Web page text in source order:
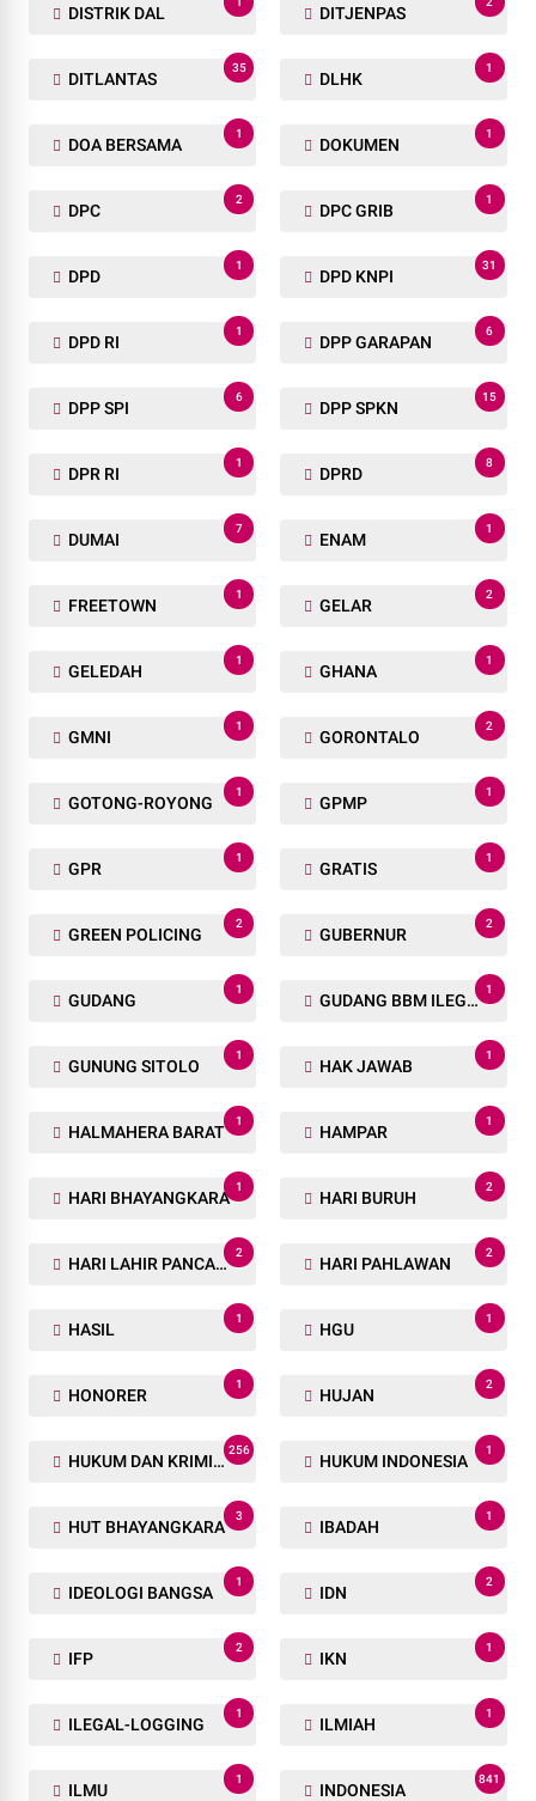
DISTRIK DAL DITJENPAS
DITLANTAS
35
DLHK
1
DOA BERSAMA
1
DOKUMEN
1
DPC
2
DPC GRIB
1
DPD
1
DPD KNPI
31
DPD RI
1
DPP GARAPAN
6
DPP SPI
6
DPP SPKN
15
DPR RI
1
DPRD
8
DUMAI
7
ENAM
1
FREETOWN
1
GELAR
2
GELEDAH
1
GHANA
1
GMNI
1
GORONTALO
2
GOTONG-ROYONG
1
GPMP
1
GPR
1
GRATIS
1
GREEN POLICING
2
GUBERNUR
2
GUDANG
1
GUDANG BBM ILEGAL
1
GUNUNG SITOLO
1
HAK JAWAB
1
HALMAHERA BARAT
1
HAMPAR
1
HARI BHAYANGKARA
1
HARI BURUH
2
HARI LAHIR PANCASILA
2
HARI PAHLAWAN
2
HASIL
1
HGU
1
HONORER
1
HUJAN
2
HUKUM DAN KRIMINAL
256
HUKUM INDONESIA
1
HUT BHAYANGKARA
3
IBADAH
1
IDEOLOGI BANGSA
1
IDN
2
IFP
2
IKN
1
ILEGAL-LOGGING
1
ILMIAH
1
ILMU
1
INDONESIA
841